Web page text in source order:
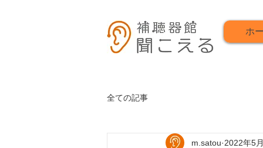
ホ
全ての記事
m.satou 2022年5